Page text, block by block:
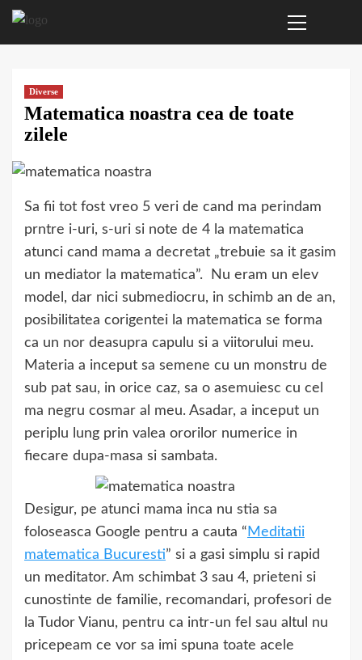
Sari
Menu
Diverse
Matematica noastra cea de toate
zilele
Sa fii tot fost vreo 5 veri de cand ma perindam
prntre i-uri, s-uri si note de 4 la matematica
atunci cand mama a decretat „trebuie sa it gasim
un mediator la matematica”. Nu eram un elev
model, dar nici submediocru, in schimb an de an,
posibilitatea corigentei la matematica se forma
ca un nor deasupra capulu si a viitorului meu.
Materia a inceput sa semene cu un monstru de
sub pat sau, in orice caz, sa o asemuiesc cu cel
ma negru cosmar al meu. Asadar, a inceput un
periplu lung prin valea ororilor numerice in
fiecare dupa-masa si sambata.
Desigur, pe atunci mama inca nu stia sa
foloseasca Google pentru a cauta “ Meditatii
matematica Bucuresti” si a gasi simplu si rapid
un meditator. Am schimbat 3 sau 4, prieteni si
cunostinte de familie, recomandari, profesori de
la Tudor Vianu, pentru ca intr-un fel sau altul nu
pricepeam ce vor sa imi spuna toate acele